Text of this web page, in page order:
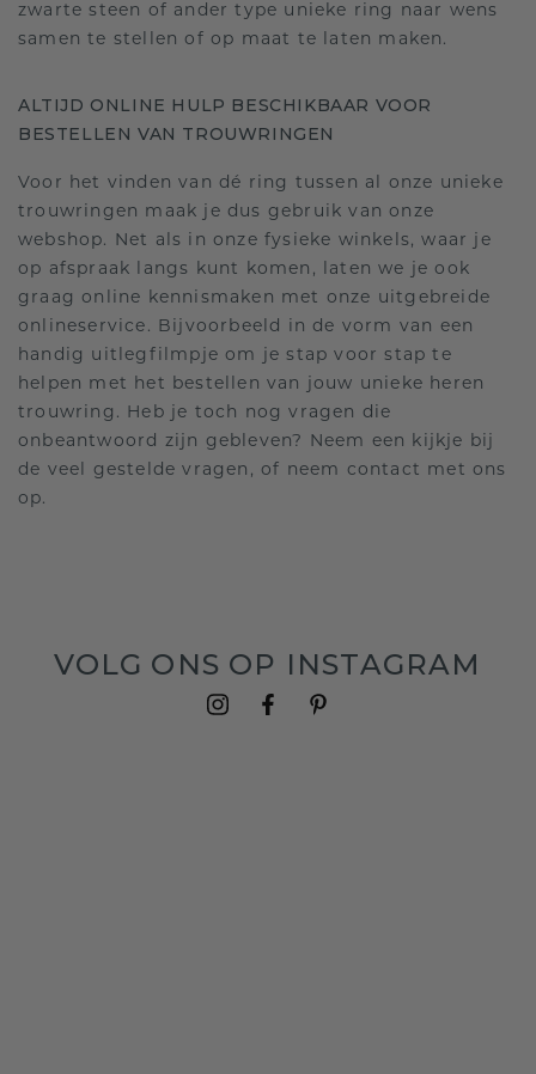
zwarte steen of ander type unieke ring naar wens
samen te stellen of op maat te laten maken.
ALTIJD ONLINE HULP BESCHIKBAAR VOOR
BESTELLEN VAN TROUWRINGEN
Voor het vinden van dé ring tussen al onze unieke
trouwringen maak je dus gebruik van onze
webshop. Net als in onze fysieke winkels, waar je
op afspraak langs kunt komen, laten we je ook
graag online kennismaken met onze uitgebreide
onlineservice. Bijvoorbeeld in de vorm van een
handig uitlegfilmpje om je stap voor stap te
helpen met het bestellen van jouw unieke heren
trouwring. Heb je toch nog vragen die
onbeantwoord zijn gebleven? Neem een kijkje bij
de veel gestelde vragen, of neem contact met ons
op.
VOLG ONS OP INSTAGRAM